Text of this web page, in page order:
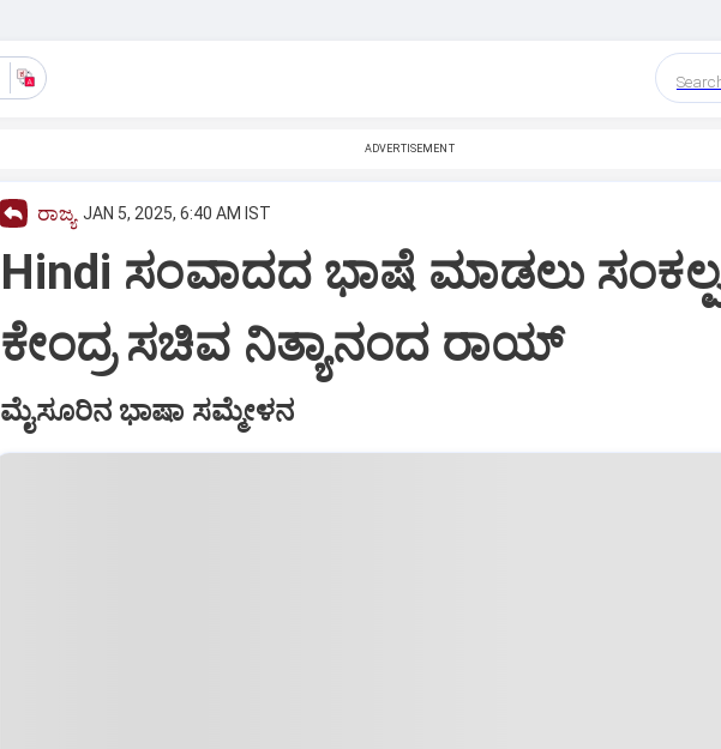
ADVERTISEMENT
ರಾಜ್ಯ JAN 5, 2025, 6:40 AM IST
Hindi ಸಂವಾದದ ಭಾಷೆ ಮಾಡಲು
ಕೇಂದ್ರ ಸಚಿವ ನಿತ್ಯಾನಂದ ರಾಯ್‌
ಮೈಸೂರಿನ ಭಾಷಾ ಸಮ್ಮೇಳನ